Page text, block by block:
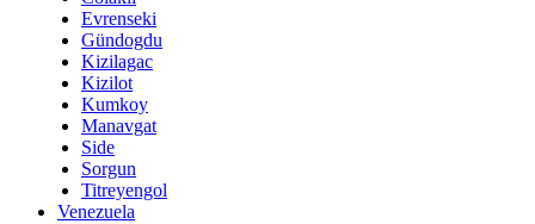
Evrenseki
Gündogdu
Kizilagac
Kizilot
Kumkoy
Manavgat
Side
Sorgun
Titreyengol
Venezuela